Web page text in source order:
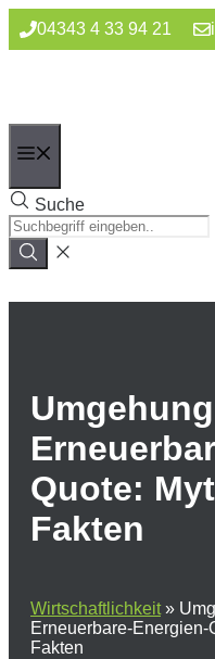
Zum
Inhalt
springen
04343 4 33 94 21
Suche
Quote:
Fakten
Wirtschaftlichkeit»
Erneuerbare-Energien-
Fakten